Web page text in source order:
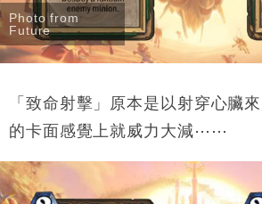
Photo from
Future
「致命射擊」原本是以射穿心臟
的卡面感覺上就威力大減⋯⋯